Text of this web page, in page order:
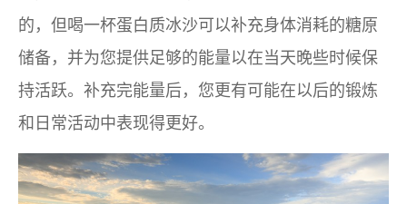
的，但喝一杯蛋白质冰沙可以补充身体消耗的糖原
储备，并为您提供足够的能量以在当天晚些时候保
持活跃。补充完能量后，您更有可能在以后的锻炼
和日常活动中表现得更好。